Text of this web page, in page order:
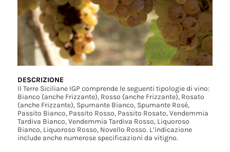
DESCRIZIONE
Il Terre Siciliane IGP comprende le seguenti tipologie di vino:
Bianco (anche Frizzante), Rosso (anche Frizzante), Rosato
(anche Frizzante), Spumante Bianco, Spumante Rosé,
Passito Bianco, Passito Rosso, Passito Rosato, Vendemmia
Tardiva Bianco, Vendemmia Tardiva Rosso, Liquoroso
Bianco, Liquoroso Rosso, Novello Rosso. L’indicazione
include anche numerose specificazioni da vitigno.